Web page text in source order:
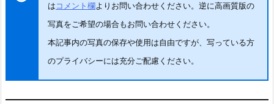
は コメント欄 よりお問い合わせください。逆に高画質版の
写真をご希望の場合もお問い合わせください。
本記事内の写真の保存や使用は自由ですが、写っている方
のプライバシーには充分ご配慮ください。